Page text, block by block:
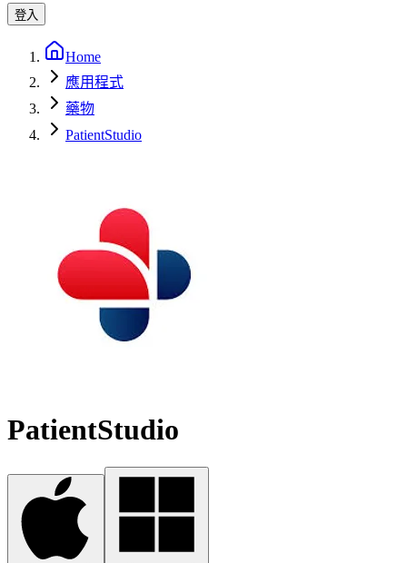
登入
Home
應用程式
藥物
PatientStudio
PatientStudio